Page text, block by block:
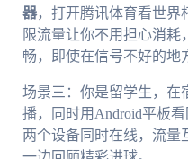
器，打开腾讯体育看世界
限流量让你不用担心消耗
畅，即使在信号不好的地
场景三：你是留学生，在
播，同时用Android平板
两个设备同时在线，流量